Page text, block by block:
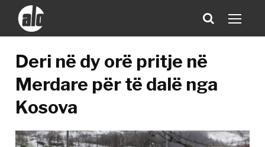
Deri në dy orë pritje në
Merdare për të dalë nga
Kosova